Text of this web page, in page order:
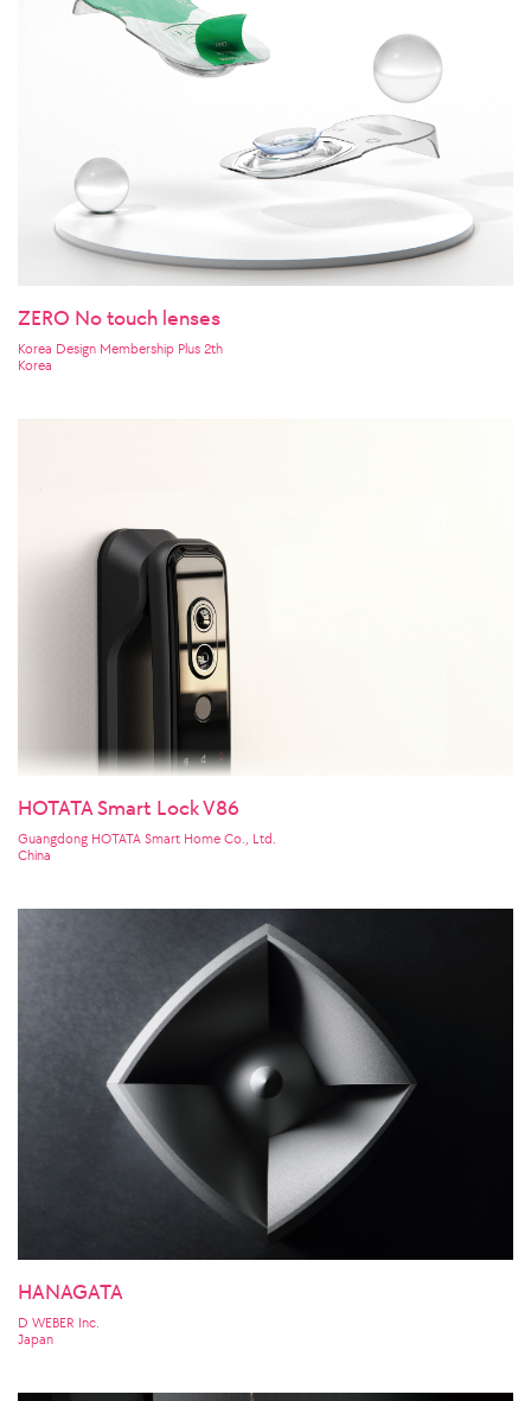
ZERO No touch lenses
Korea Design Membership Plus 2th
Korea
HOTATA Smart Lock V86
Guangdong HOTATA Smart Home Co., Ltd.
China
HANAGATA
D WEBER Inc.
Japan